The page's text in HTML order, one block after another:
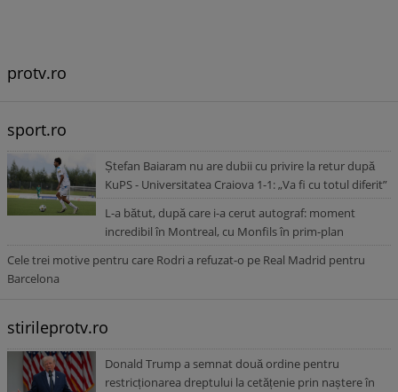
protv.ro
sport.ro
Ștefan Baiaram nu are dubii cu privire la retur după
KuPS - Universitatea Craiova 1-1: „Va fi cu totul diferit”
L-a bătut, după care i-a cerut autograf: moment
incredibil în Montreal, cu Monfils în prim-plan
Cele trei motive pentru care Rodri a refuzat-o pe Real Madrid pentru
Barcelona
stirileprotv.ro
Donald Trump a semnat două ordine pentru
restricționarea dreptului la cetățenie prin naștere în